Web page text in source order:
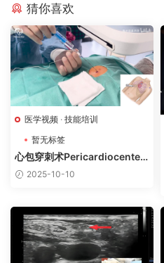
猜你喜欢
医学视频 · 技能培训
暂无标签
心包穿刺术Pericardiocentesi
s
2025-10-10